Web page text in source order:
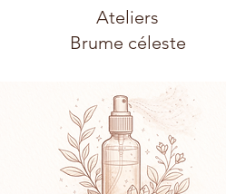
Ateliers
Brume céleste